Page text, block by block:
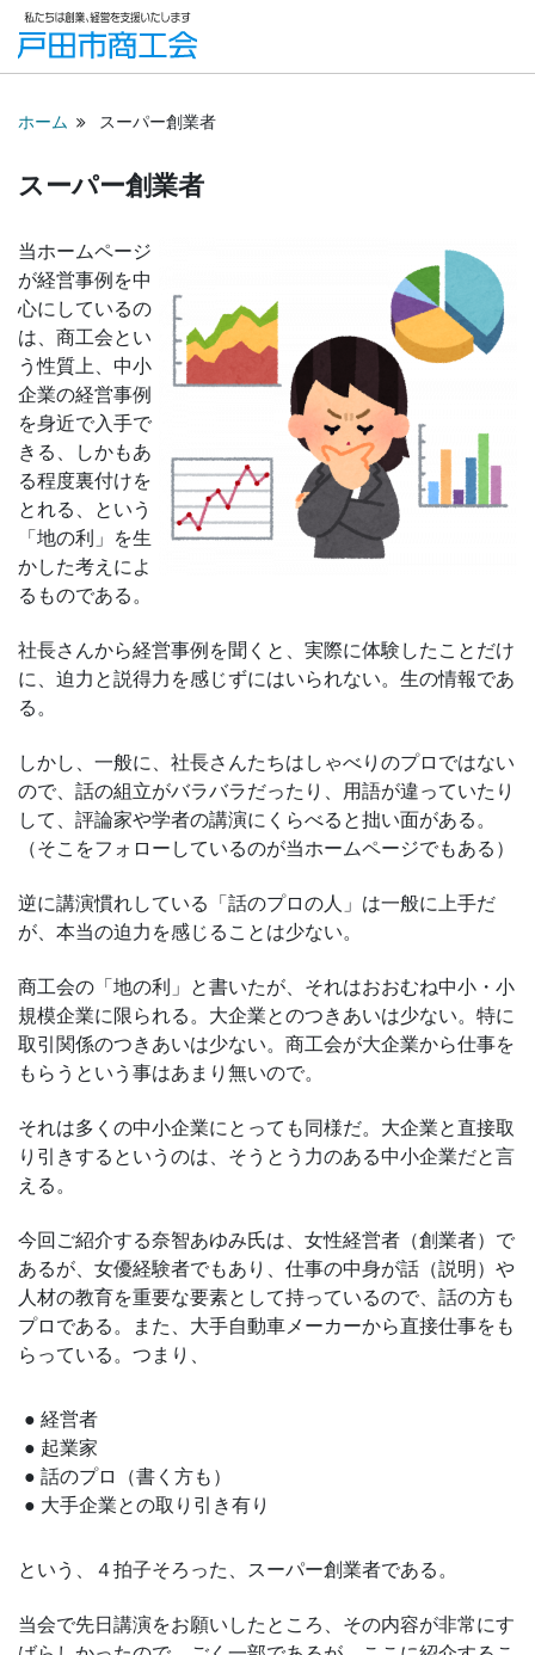
ホーム スーパー創業者
スーパー創業者
当ホームページ
が経営事例を中
心にしているの
は、商工会とい
う性質上、中小
企業の経営事例
を身近で入手で
きる、しかもあ
る程度裏付けを
とれる、という
「地の利」を生
かした考えによ
るものである。
社長さんから経営事例を聞くと、実際に体験したことだけ
に、迫力と説得力を感じずにはいられない。生の情報であ
る。
しかし、一般に、社長さんたちはしゃべりのプロではない
ので、話の組立がバラバラだったり、用語が違っていたり
して、評論家や学者の講演にくらべると拙い面がある。
（そこをフォローしているのが当ホームページでもある）
逆に講演慣れしている「話のプロの人」は一般に上手だ
が、本当の迫力を感じることは少ない。
商工会の「地の利」と書いたが、それはおおむね中小・小
規模企業に限られる。大企業とのつきあいは少ない。特に
取引関係のつきあいは少ない。商工会が大企業から仕事を
もらうという事はあまり無いので。
それは多くの中小企業にとっても同様だ。大企業と直接取
り引きするというのは、そうとう力のある中小企業だと言
える。
今回ご紹介する奈智あゆみ氏は、女性経営者（創業者）で
あるが、女優経験者でもあり、仕事の中身が話（説明）や
人材の教育を重要な要素として持っているので、話の方も
プロである。また、大手自動車メーカーから直接仕事をも
らっている。つまり、
経営者
起業家
話のプロ（書く方も）
大手企業との取り引き有り
という、４拍子そろった、スーパー創業者である。
当会で先日講演をお願いしたところ、その内容が非常にす